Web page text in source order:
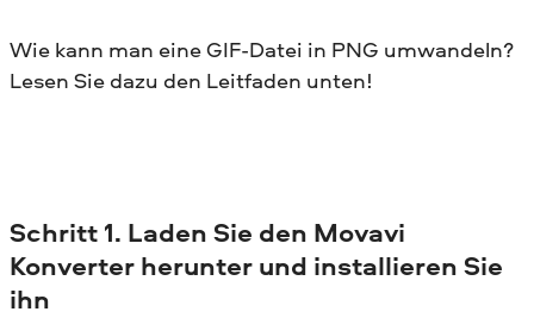
Wie kann man eine GIF-Datei in PNG umwandeln?
Lesen Sie dazu den Leitfaden unten!
Schritt 1. Laden Sie den Movavi
Konverter herunter und installieren Sie
ihn